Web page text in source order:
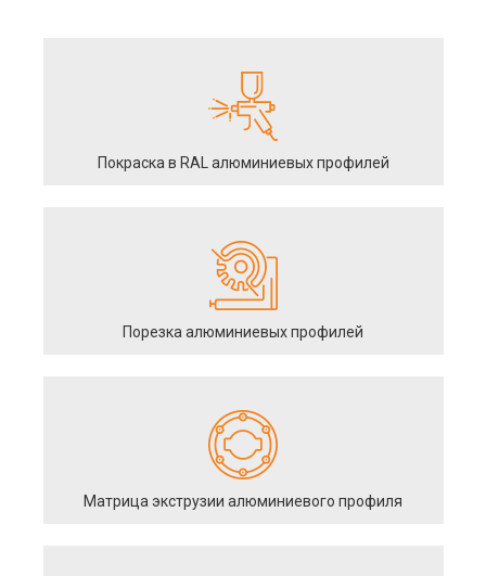
Покраска в RAL алюминиевых профилей
Порезка алюминиевых профилей
Матрица экструзии алюминиевого профиля